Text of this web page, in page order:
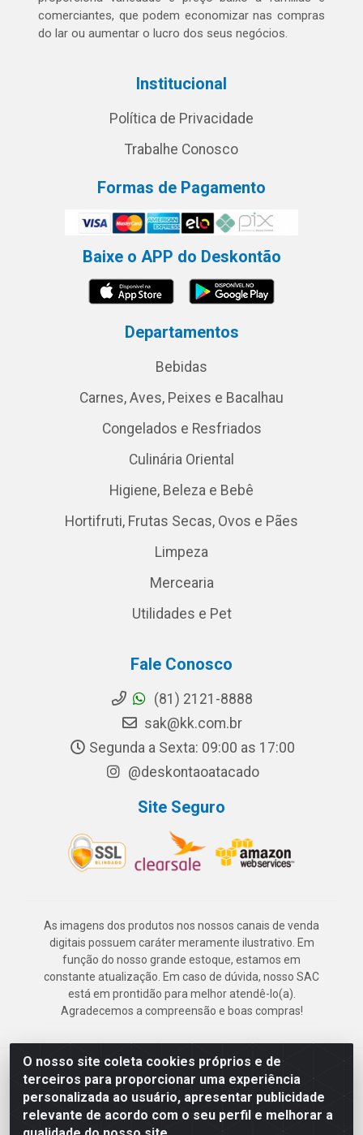
O nosso site coleta cookies próprios e de
terceiros para proporcionar uma experiência
personalizada ao usuário, apresentar publicidade
relevante de acordo com o seu perfil e melhorar a
comerciantes, que podem economizar nas compras
do lar ou aumentar o lucro dos seus negócios.
Institucional
Política de Privacidade
Trabalhe Conosco
Formas de Pagamento
Baixe o APP do Deskontão
Departamentos
Bebidas
Carnes, Aves, Peixes e Bacalhau
Congelados e Resfriados
Culinária Oriental
Higiene, Beleza e Bebê
Hortifruti, Frutas Secas, Ovos e Pães
Limpeza
Mercearia
Utilidades e Pet
Fale Conosco
(81) 2121-8888
sak@kk.com.br
Segunda a Sexta: 09:00 as 17:00
@deskontaoatacado
Site Seguro
As imagens dos produtos nos nossos canais de venda
digitais possuem caráter meramente ilustrativo. Em
função do nosso grande estoque, estamos em
constante atualização. Em caso de dúvida, nosso SAC
está em prontidão para melhor atendê-lo(a).
Agradecemos a compreensão e boas compras!
Deskontão Atacado - Av. Marechal Mascarenhas de Morais, 2471 -
Imbiribeira - Recife/PE - CEP 51.150-001 - CNPJ 24.150.377/0003-
57